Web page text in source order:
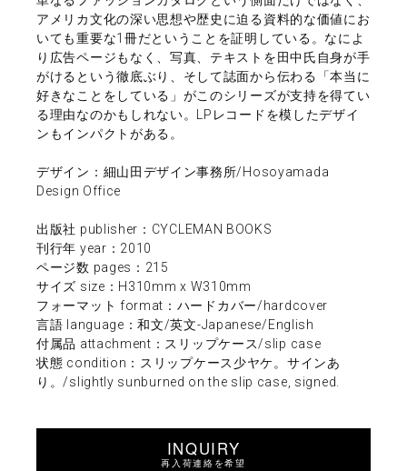
アメリカ文化の深い思想や歴史に迫る資料的な価値にお
いても重要な1冊だということを証明している。なによ
り広告ページもなく、写真、テキストを田中氏自身が手
がけるという徹底ぶり、そして誌面から伝わる「本当に
好きなことをしている」がこのシリーズが支持を得てい
る理由なのかもしれない。LPレコードを模したデザイ
ンもインパクトがある。
デザイン：細山田デザイン事務所/Hosoyamada
Design Office
出版社 publisher：CYCLEMAN BOOKS
刊行年 year：2010
ページ数 pages：215
サイズ size：H310mm x W310mm
フォーマット format：ハードカバー/hardcover
言語 language：和文/英文-Japanese/English
付属品 attachment：スリップケース/slip case
状態 condition：スリップケース少ヤケ。サインあ
り。/slightly sunburned on the slip case, signed.
INQUIRY
再入荷連絡を希望